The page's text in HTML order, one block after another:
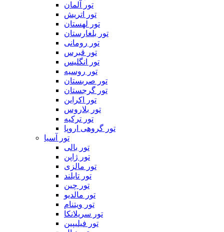
تور آلمان
تور اتریش
تور لهستان
تور بلغارستان
تور رومانی
تور قبرس
تور انگلیس
تور روسیه
تور صربستان
تور گرجستان
تور اکراین
تور بلاروس
تور ترکیه
تور گروهی اروپا
تور آسیا
تور بالی
تور ژاپن
تور مالزی
تور تایلند
تور چین
تور مالدیو
تور ویتنام
تور سریلانکا
تور فیلیپین